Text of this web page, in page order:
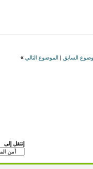
السابق الموضوع التالي »
إنتقل إلى